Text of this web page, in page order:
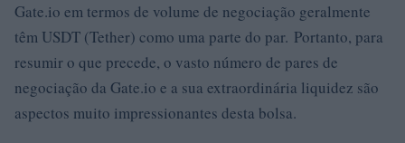
Gate.io em termos de volume de negociação geralmente
têm USDT (Tether) como uma parte do par. Portanto, para
resumir o que precede, o vasto número de pares de
negociação da Gate.io e a sua extraordinária liquidez são
aspectos muito impressionantes desta bolsa.